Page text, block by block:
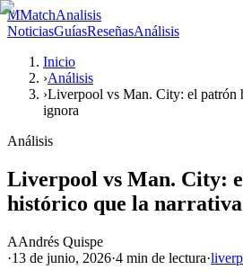
MMatchAnalisis
NoticiasGuíasReseñasAnálisis
Inicio
›Análisis
›Liverpool vs Man. City: el patrón
ignora
Análisis
Liverpool vs Man. City:
histórico que la
AAndrés Quispe
·13 de junio, 2026·4 min de lectura·